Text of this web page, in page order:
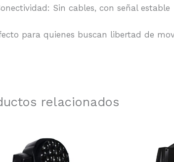
Sin cables, con señal estable
para quienes buscan libertad de
relacionados